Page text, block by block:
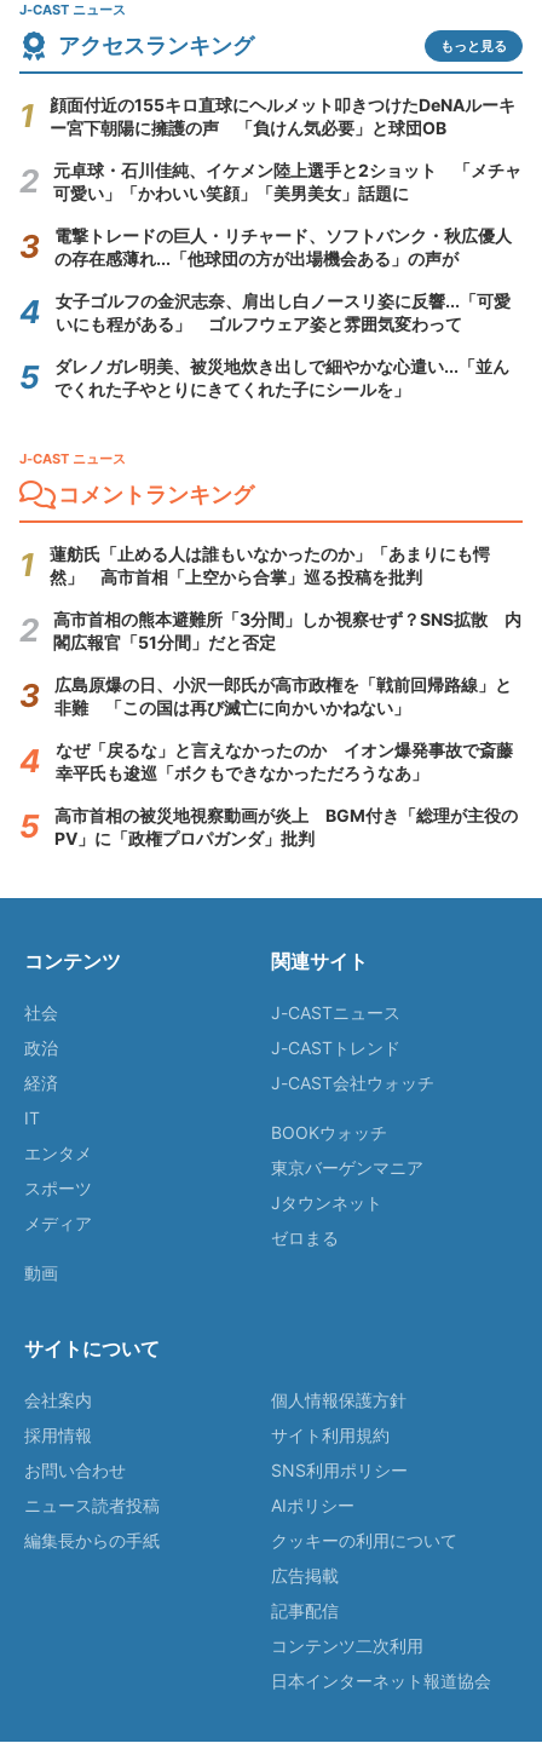
J-CAST ニュース
アクセスランキング もっと見る
顔面付近の155キロ直球にヘルメット叩きつけたDeNAルーキ
ー宮下朝陽に擁護の声 「負けん気必要」と球団OB
元卓球・石川佳純、イケメン陸上選手と2ショット 「メチャ
可愛い」「かわいい笑顔」「美男美女」話題に
電撃トレードの巨人・リチャード、ソフトバンク・秋広優人
の存在感薄れ...「他球団の方が出場機会ある」の声が
女子ゴルフの金沢志奈、肩出し白ノースリ姿に反響...「可愛
いにも程がある」 ゴルフウェア姿と雰囲気変わって
ダレノガレ明美、被災地炊き出しで細やかな心遣い...「並ん
でくれた子やとりにきてくれた子にシールを」
J-CAST ニュース
コメントランキング
蓮舫氏「止める人は誰もいなかったのか」「あまりにも愕
然」 高市首相「上空から合掌」巡る投稿を批判
高市首相の熊本避難所「3分間」しか視察せず？SNS拡散 内
閣広報官「51分間」だと否定
広島原爆の日、小沢一郎氏が高市政権を「戦前回帰路線」と
非難 「この国は再び滅亡に向かいかねない」
なぜ「戻るな」と言えなかったのか イオン爆発事故で斎藤
幸平氏も逡巡「ボクもできなかっただろうなあ」
高市首相の被災地視察動画が炎上 BGM付き「総理が主役の
PV」に「政権プロパガンダ」批判
コンテンツ
社会
政治
経済
IT
エンタメ
スポーツ
メディア
動画
関連サイト
J-CASTニュース
J-CASTトレンド
J-CAST会社ウォッチ
BOOKウォッチ
東京バーゲンマニア
Jタウンネット
ゼロまる
サイトについて
会社案内
採用情報
お問い合わせ
ニュース読者投稿
編集長からの手紙
個人情報保護方針
サイト利用規約
SNS利用ポリシー
AIポリシー
クッキーの利用について
広告掲載
記事配信
コンテンツ二次利用
日本インターネット報道協会